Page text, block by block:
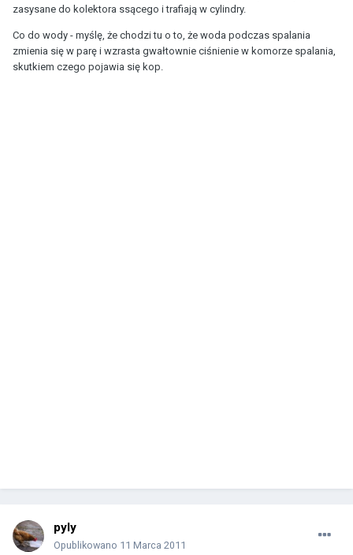
zasysane do kolektora ssącego i trafiają w cylindry.
Co do wody - myślę, że chodzi tu o to, że woda podczas spalania
zmienia się w parę i wzrasta gwałtownie ciśnienie w komorze spalania,
skutkiem czego pojawia się kop.
pyly
Opublikowano 11 Marca 2011